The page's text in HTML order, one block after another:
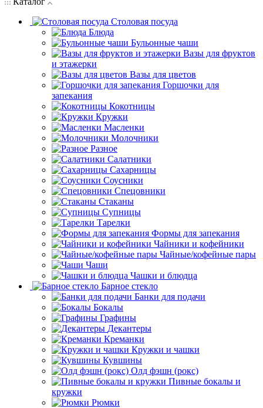
Столовая посуда
Блюда
Бульонные чаши
Вазы для фруктов
и этажерки
Вазы для цветов
Горшочки для
запекания
Кокотницы
Кружки
Масленки
Молочники
Разное
Салатники
Сахарницы
Соусники
Спецовники
Стаканы
Супницы
Тарелки
Формы для запекания
Чайники и кофейники
Чайные/кофейные пары
Чаши
Чашки и блюдца
Барное стекло
Банки для подачи
Бокалы
Графины
Декантеры
Креманки
Кружки и чашки
Кувшины
Олд фэшн (рокс)
Пивные бокалы и
кружки
Рюмки